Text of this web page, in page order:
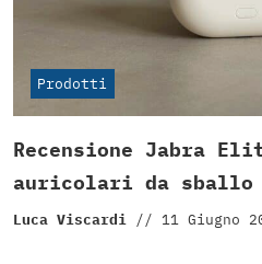
Prodotti
Recensione Jabra
auricolari da sballo
Luca Viscardi // 11 Giugno